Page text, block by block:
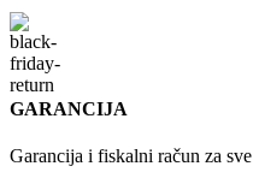
GARANCIJA
Garancija i fiskalni račun za sve